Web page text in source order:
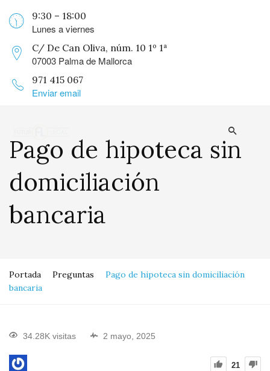
9:30 – 18:00
Lunes a viernes
C/ De Can Oliva, núm. 10 1º 1ª
07003 Palma de Mallorca
971 415 067
Enviar email
Pago de hipoteca sin
domiciliación
bancaria
Portada Preguntas
Pago de hipoteca sin domiciliación
bancaria
34.28K visitas 2 mayo, 2025
21